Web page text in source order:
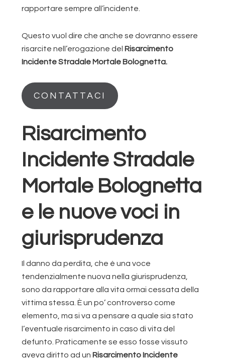
rapportare sempre all’incidente.
Questo vuol dire che anche se dovranno essere
risarcite nell’erogazione del Risarcimento
Incidente Stradale Mortale Bolognetta.
CONTATTACI
Risarcimento
Incidente Stradale
Mortale Bolognetta
e le nuove voci in
giurisprudenza
Il danno da perdita, che è una voce
tendenzialmente nuova nella giurisprudenza,
sono da rapportare alla vita ormai cessata della
vittima stessa. È un po’ controverso come
elemento, ma si va a pensare a quale sia stato
l’eventuale risarcimento in caso di vita del
defunto. Praticamente se esso fosse vissuto
aveva diritto ad un Risarcimento Incidente